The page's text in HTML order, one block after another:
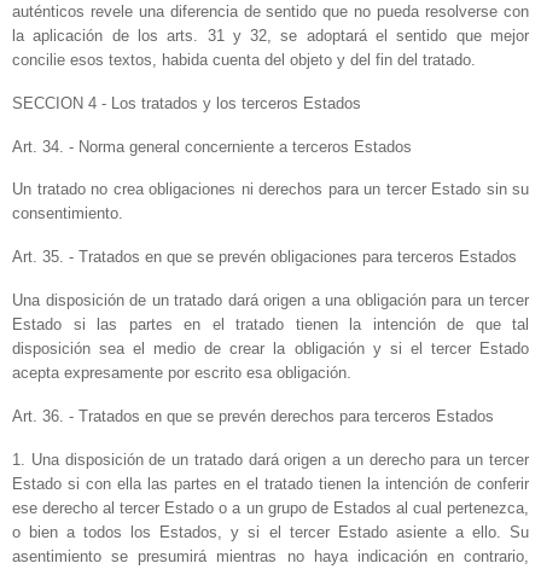
auténticos revele una diferencia de sentido que no pueda resolverse con
la aplicación de los arts. 31 y 32, se adoptará el sentido que mejor
concilie esos textos, habida cuenta del objeto y del fin del tratado.
SECCION 4 - Los tratados y los terceros Estados
Art. 34. - Norma general concerniente a terceros Estados
Un tratado no crea obligaciones ni derechos para un tercer Estado sin su
consentimiento.
Art. 35. - Tratados en que se prevén obligaciones para terceros Estados
Una disposición de un tratado dará origen a una obligación para un tercer
Estado si las partes en el tratado tienen la intención de que tal
disposición sea el medio de crear la obligación y si el tercer Estado
acepta expresamente por escrito esa obligación.
Art. 36. - Tratados en que se prevén derechos para terceros Estados
1. Una disposición de un tratado dará origen a un derecho para un tercer
Estado si con ella las partes en el tratado tienen la intención de conferir
ese derecho al tercer Estado o a un grupo de Estados al cual pertenezca,
o bien a todos los Estados, y si el tercer Estado asiente a ello. Su
asentimiento se presumirá mientras no haya indicación en contrario,